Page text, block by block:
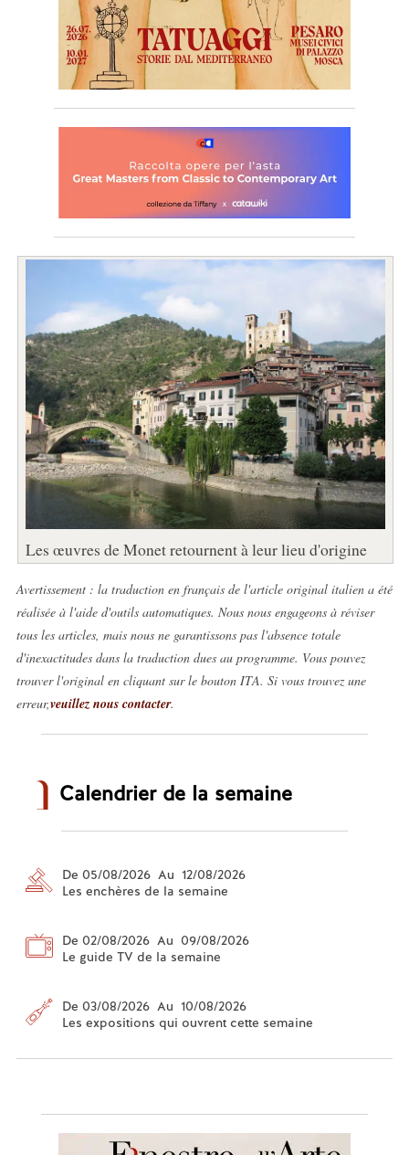
Les œuvres de Monet retournent à leur lieu d'origine
Avertissement : la traduction en français de l'article original italien a été
réalisée à l'aide d'outils automatiques. Nous nous engageons à réviser
tous les articles, mais nous ne garantissons pas l'absence totale
d'inexactitudes dans la traduction dues au programme. Vous pouvez
trouver l'original en cliquant sur le bouton ITA. Si vous trouvez une
erreur,veuillez nous contacter.
Calendrier de la semaine
De 05/08/2026 Au 12/08/2026
Les enchères de la semaine
De 02/08/2026 Au 09/08/2026
Le guide TV de la semaine
De 03/08/2026 Au 10/08/2026
Les expositions qui ouvrent cette semaine